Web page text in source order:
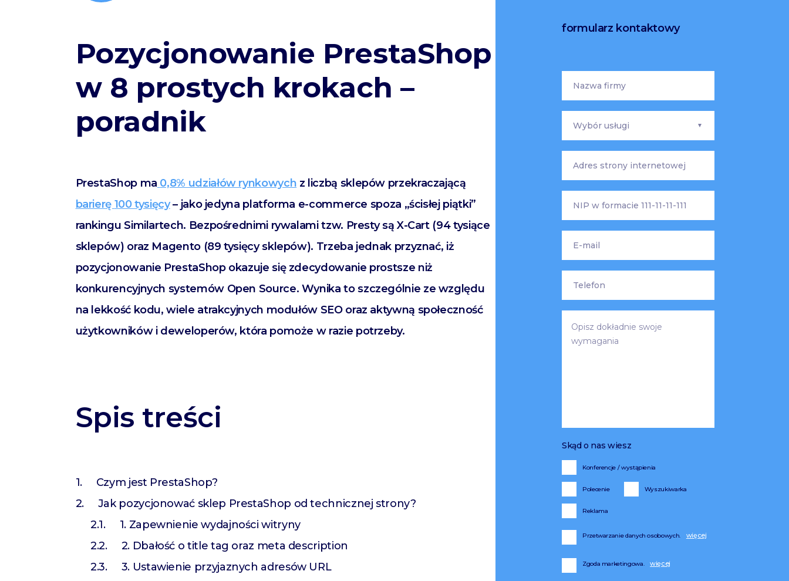
Pozycjonowanie PrestaShop
w 8 prostych krokach –
poradnik
PrestaShop ma 0,8% udziałów rynkowych z liczbą sklepów przekraczającą
barierę 100 tysięcy– jako jedyna platforma e-commerce spoza „ścisłej piątki”
rankingu Similartech. Bezpośrednimi rywalami tzw. Presty są X-Cart (94 tysiące
sklepów) oraz Magento (89 tysięcy sklepów). Trzeba jednak przyznać, iż
pozycjonowanie PrestaShop okazuje się zdecydowanie prostsze niż
konkurencyjnych systemów Open Source. Wynika to szczególnie ze względu
na lekkość kodu, wiele atrakcyjnych modułów SEO oraz aktywną społeczność
użytkowników i deweloperów, która pomoże w razie potrzeby.
Spis treści
Czym jest PrestaShop?
Jak pozycjonować sklep PrestaShop od technicznej strony?
1. Zapewnienie wydajności witryny
2. Dbałość o title tag oraz meta description
3. Ustawienie przyjaznych adresów URL
formularz kontaktowy
Skąd o nas wiesz
Konferencje / wystąpienia
Polecenie Wyszukiwarka
Reklama
Przetwarzanie danych osobowych.
Zgoda marketingowa.